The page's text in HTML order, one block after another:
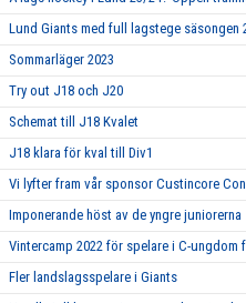
Lund Giants med full lagstege säsongen
Sommarläger 2023
Try out J18 och J20
Schemat till J18 Kvalet
J18 klara för kval till Div1
Vi lyfter fram vår sponsor Custincore
Imponerande höst av de yngre juniorerna
Vintercamp 2022 för spelare i C-ungdom
Fler landslagsspelare i Giants